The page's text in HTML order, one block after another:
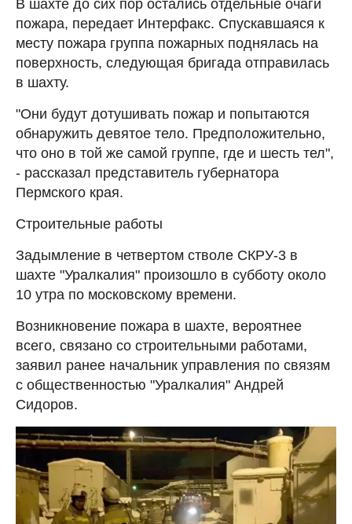
В шахте до сих пор остались отдельные очаги
пожара, передает Интерфакс. Спускавшаяся к
месту пожара группа пожарных поднялась на
поверхность, следующая бригада отправилась
в шахту.
"Они будут дотушивать пожар и попытаются
обнаружить девятое тело. Предположительно,
что оно в той же самой группе, где и шесть тел",
- рассказал представитель губернатора
Пермского края.
Строительные работы
Задымление в четвертом стволе СКРУ-3 в
шахте "Уралкалия" произошло в субботу около
10 утра по московскому времени.
Возникновение пожара в шахте, вероятнее
всего, связано со строительными работами,
заявил ранее начальник управления по связям
с общественностью "Уралкалия" Андрей
Сидоров.